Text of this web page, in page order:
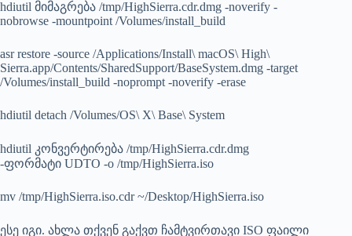
hdiutil მიმაგრება /tmp/HighSierra.cdr.dmg -noverify -
nobrowse -mountpoint /Volumes/install_build
asr restore -source /Applications/Install\ macOS\ High\
Sierra.app/Contents/SharedSupport/BaseSystem.dmg -target
/Volumes/install_build -noprompt -noverify -erase
hdiutil detach /Volumes/OS\ X\ Base\ System
hdiutil კონვერტირება /tmp/HighSierra.cdr.dmg
-ფორმატი UDTO -o /tmp/HighSierra.iso
mv /tmp/HighSierra.iso.cdr ~/Desktop/HighSierra.iso
ესე იგი. ახლა თქვენ გაქვთ ჩამტვირთავი ISO ფაილი